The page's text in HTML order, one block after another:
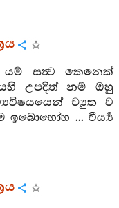
යම් සත්‍ව කෙනෙක්
උපදිත් නම් ඔහු
ච්‍යුත ව
ඉබොහෝහ ... වීර්‍ය්‍ය